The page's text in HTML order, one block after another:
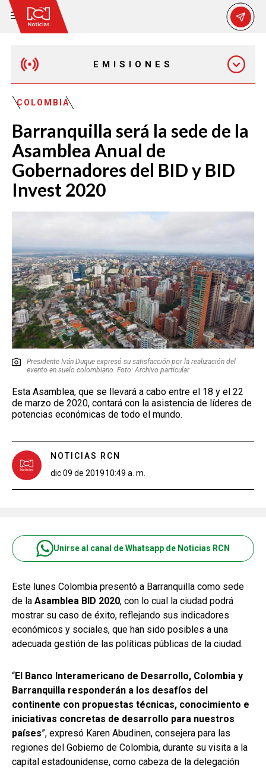
EMISIONES
EMISIÓN 12:30 PM
EMISIÓN 7:00 PM
COLOMBIA
Barranquilla será la sede de la
Asamblea Anual de
Gobernadores del BID y BID
Invest 2020
Presidente Iván Duque expresó su satisfacción por la realización del
evento en suelo colombiano. Foto: Archivo particular
Esta Asamblea, que se llevará a cabo entre el 18 y el 22
de marzo de 2020, contará con la asistencia de líderes de
potencias económicas de todo el mundo.
NOTICIAS RCN
dic 09 de 201910:49 a. m.
Unirse al canal de Whatsapp de Noticias RCN
Este lunes Colombia presentó a Barranquilla como sede
de la Asamblea BID 2020, con lo cual la ciudad podrá
mostrar su caso de éxito, reflejando sus indicadores
económicos y sociales, que han sido posibles a una
adecuada gestión de las políticas públicas de la ciudad.
“El Banco Interamericano de Desarrollo, Colombia y
Barranquilla responderán a los desafíos del
continente con propuestas técnicas, conocimiento e
iniciativas concretas de desarrollo para nuestros
países”, expresó Karen Abudinen, consejera para las
regiones del Gobierno de Colombia, durante su visita a la
capital estadounidense, como cabeza de la delegación